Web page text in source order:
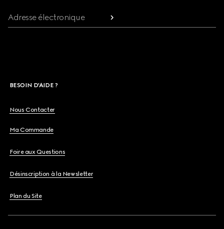
Adresse électronique
BESOIN D'AIDE ?
Nous Contacter
Ma Commande
Foire aux Questions
Désinscription à la Newsletter
Plan du Site